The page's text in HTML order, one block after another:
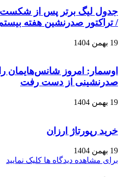
جدول لیگ برتر پس از شکست
/ تراکتور صدرنشین هفته
19 بهمن 1404
اوسمار: امروز شانس‌هایمان
صدرنشینی از دست رفت
19 بهمن 1404
خرید رپورتاژ ارزان
19 بهمن 1404
برای مشاهده دیدگاه ها کلیک نمایید